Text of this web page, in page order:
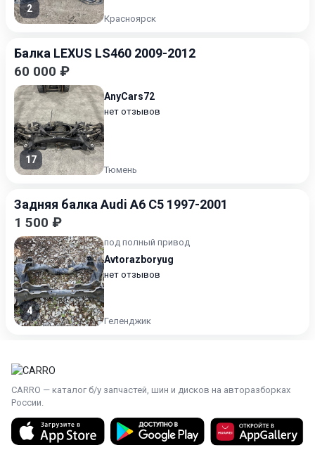
2
Красноярск
Балка LEXUS LS460 2009-2012
60 000 ₽
17
AnyCars72
нет отзывов
Тюмень
Задняя балка Audi A6 C5 1997-2001
1 500 ₽
4
под полный привод
Avtorazboryug
нет отзывов
Геленджик
CARRO — каталог б/у запчастей, шин и дисков на авторазборках
России.